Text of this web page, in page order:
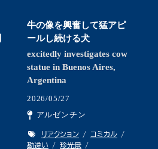
牛の像を興奮して猛アピ
ールし続ける犬
excitedly investigates cow
statue in Buenos Aires,
Argentina
2026/05/27
アルゼンチン
リアクション
コミカル
勘違い
珍光景